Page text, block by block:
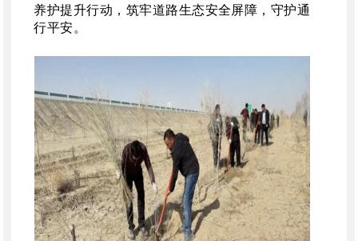
养护提升行动，筑牢道路生态安全屏障，守护通
行平安。